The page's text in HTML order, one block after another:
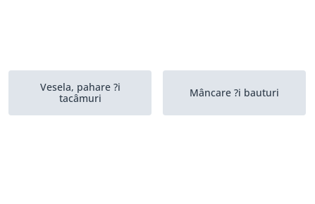
Vesela, pahare ?i
tacâmuri
Mâncare ?i bauturi